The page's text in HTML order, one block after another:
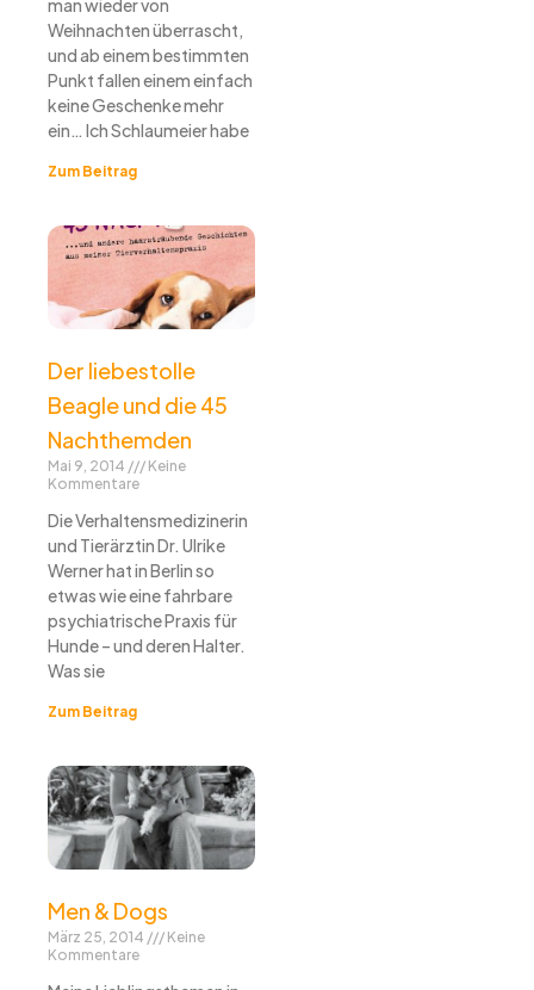
man wieder von
Weihnachten überrascht,
und ab einem bestimmten
Punkt fallen einem einfach
keine Geschenke mehr
ein… Ich Schlaumeier habe
Zum Beitrag
Der liebestolle
Beagle und die 45
Nachthemden
Mai 9, 2014
Keine
Kommentare
Die Verhaltensmedizinerin
und Tierärztin Dr. Ulrike
Werner hat in Berlin so
etwas wie eine fahrbare
psychiatrische Praxis für
Hunde – und deren Halter.
Was sie
Zum Beitrag
Men & Dogs
März 25, 2014
Keine
Kommentare